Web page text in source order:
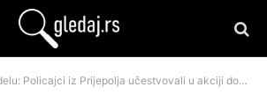
iz Prijepolja učestvovali u akciji dobrovoljnog davanja krvi povodom Dana MUP-a